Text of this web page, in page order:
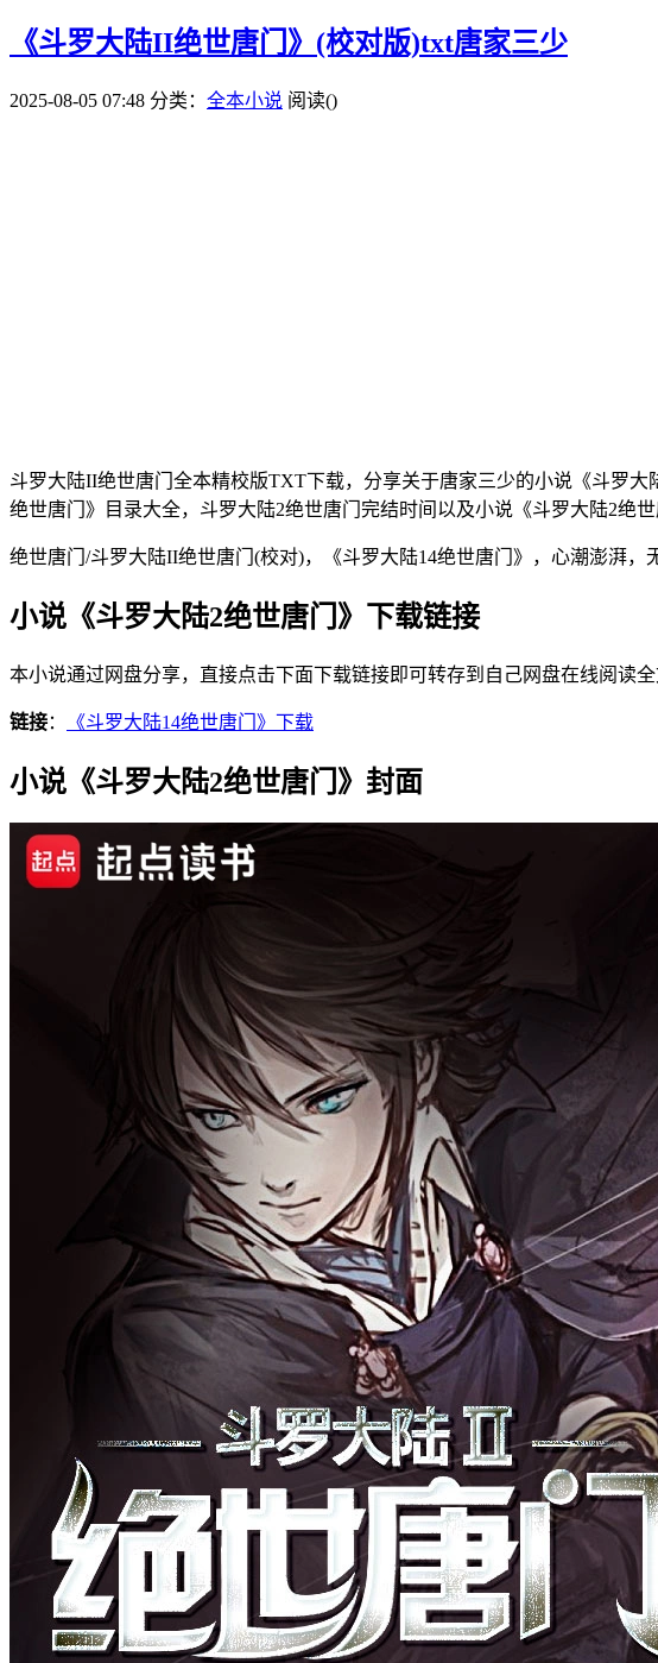
《斗罗大陆II绝世唐门》(校对版)txt唐家三少
2025-08-05 07:48 分类： 全本小说 阅读()
斗罗大陆II绝世唐门全本精校版TXT下载，分享关于唐家三少的小说《斗罗
绝世唐门》目录大全，斗罗大陆2绝世唐门完结时间以及小说《斗罗大陆2绝
绝世唐门/斗罗大陆II绝世唐门(校对)，《斗罗大陆14绝世唐门》，心潮澎湃，
小说《斗罗大陆2绝世唐门》下载链接
本小说通过网盘分享，直接点击下面下载链接即可转存到自己网盘在线阅读
链接： 《斗罗大陆14绝世唐门》下载
小说《斗罗大陆2绝世唐门》封面